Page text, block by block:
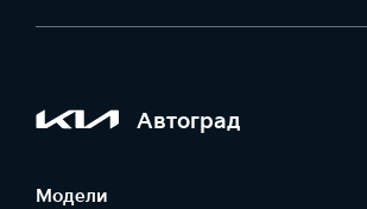
Автоград
Модели